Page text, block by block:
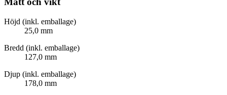
Höjd (inkl. emballage)
25,0 mm
Bredd (inkl. emballage)
127,0 mm
Djup (inkl. emballage)
178,0 mm